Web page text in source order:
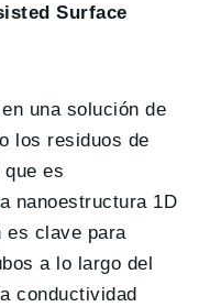
Surface
una solución de
los residuos de
es
nanoestructura 1D
es clave para
a lo largo del
conductividad